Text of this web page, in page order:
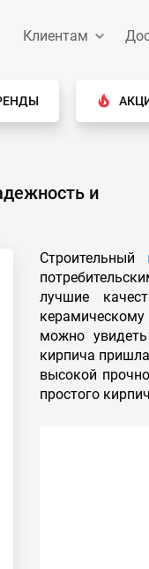
Клиентам
и
Строительный
лучшие
можно увидеть
кирпича
высокой
простого